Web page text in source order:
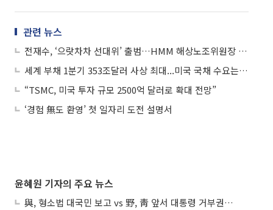
관련 뉴스
전재수, ‘으랏차차 선대위’ 출범…HMM 해상노조위원장 등 합류
세계 부채 1분기 353조달러 사상 최대...미국 국채 수요는 정체
“TSMC, 미국 투자 규모 2500억 달러로 확대 전망”
‘경험 無도 환영’ 첫 일자리 도전 설명서
윤혜원 기자의 주요 뉴스
與, 형소법 대국민 보고 vs 野, 靑 앞서 대통령 거부권 촉구